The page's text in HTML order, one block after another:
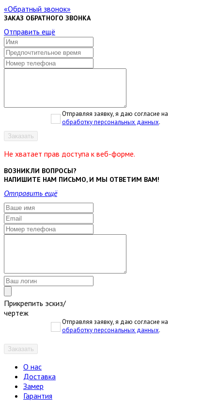
Обратный звонок
ЗАКАЗ ОБРАТНОГО ЗВОНКА
Отправить ещё
Отправляя заявку, я даю согласие на
обработку персональных данных.
Заказать
Не хватает прав доступа к веб-форме.
ВОЗНИКЛИ ВОПРОСЫ?
НАПИШИТЕ НАМ ПИСЬМО, И МЫ ОТВЕТИМ ВАМ!
Отправить ещё
Прикрепить эскиз/
чертеж
Отправляя заявку, я даю согласие на
обработку персональных данных.
Заказать
О нас
Доставка
Замер
Гарантия